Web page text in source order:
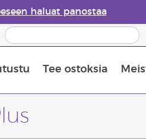
haluat panostaa
Tee ostoksia